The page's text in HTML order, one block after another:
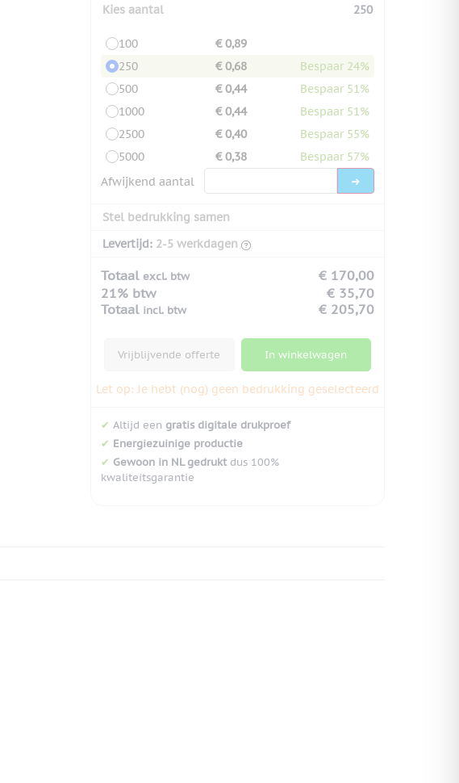
Kies aantal 250
100
€ 0,89
250
€ 0,68
Bespaar 24%
500
€ 0,44
Bespaar 51%
1000
€ 0,44
Bespaar 51%
2500
€ 0,40
Bespaar 55%
5000
€ 0,38
Bespaar 57%
Afwijkend aantal
Stel bedrukking samen
Levertijd: 2-5 werkdagen
Totaal excl. btw
€ 170,00
21% btw
€ 35,70
Totaal incl. btw € 205,70
Vrijblijvende offerte In winkelwagen
Let op: Je hebt (nog) geen bedrukking geselecteerd
✔ Altijd een gratis digitale drukproef
✔ Energiezuinige productie
✔ Gewoon in NL gedruktdus 100%
kwaliteitsgarantie